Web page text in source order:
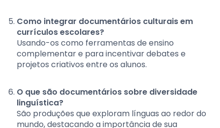
Como integrar documentários culturais em
currículos escolares?
Usando-os como ferramentas de ensino
complementar e para incentivar debates e
projetos criativos entre os alunos.
O que são documentários sobre diversidade
linguística?
São produções que exploram línguas ao redor do
mundo, destacando a importância de sua